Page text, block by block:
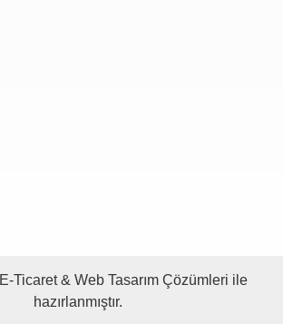
E-Ticaret& Web Tasarım Çözümleri ile
hazırlanmıştır.